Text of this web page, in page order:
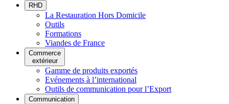
RHD
La Restauration Hors Domicile
Outils
Formations
Viandes de France
Commerce
extérieur
Gamme de produits exportés
Evénements à l’international
Outils de communication pour l’Export
Communication